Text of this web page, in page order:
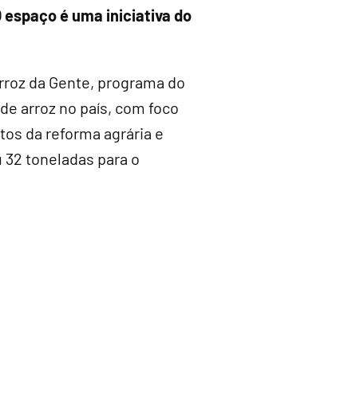
é uma iniciativa do
da Gente, programa do
arroz no país, com foco
da reforma agrária e
toneladas para o